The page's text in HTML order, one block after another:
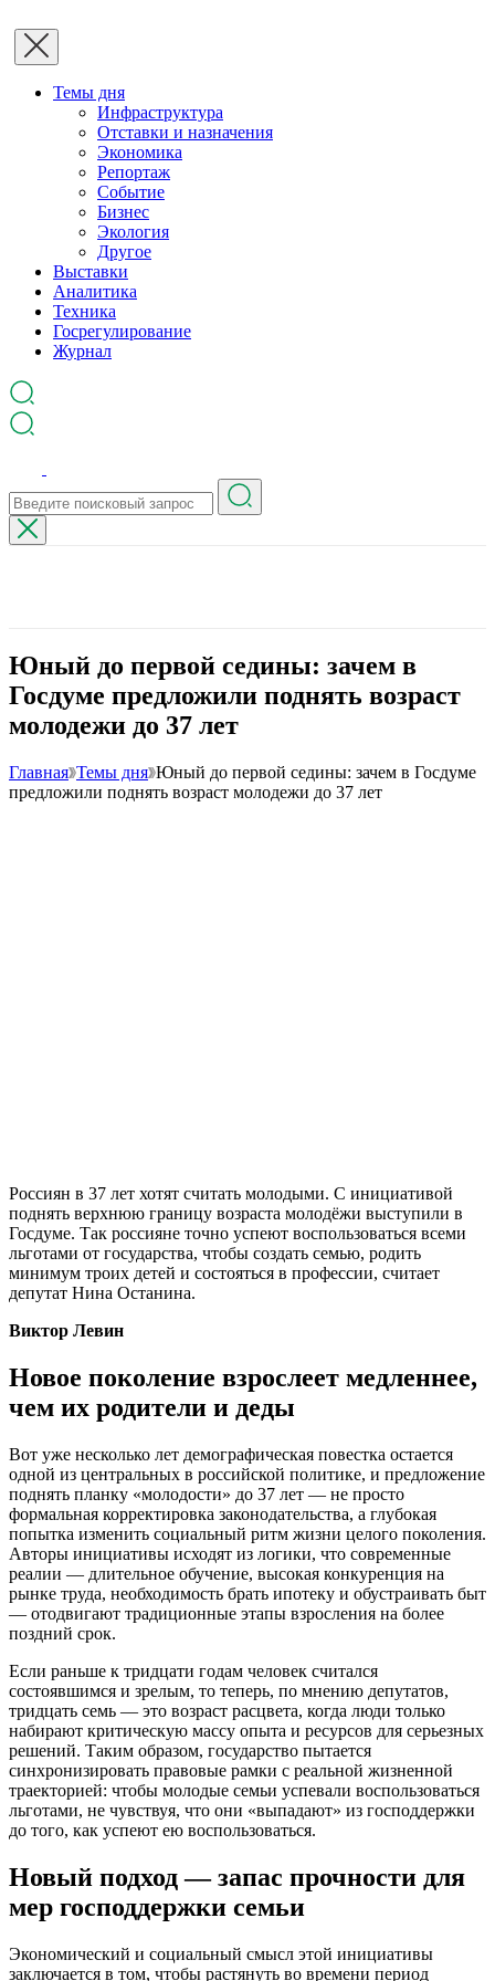
Темы дня
Инфраструктура
Отставки и назначения
Экономика
Репортаж
Событие
Бизнес
Экология
Другое
Выставки
Аналитика
Техника
Госрегулирование
Журнал
Юный до первой седины: зачем в
Госдуме предложили поднять возраст
молодежи до 37 лет
Главная Темы дня Юный до первой седины: зачем в Госдуме
предложили поднять возраст молодежи до 37 лет
Россиян в 37 лет хотят считать молодыми. С инициативой
поднять верхнюю границу возраста молодёжи выступили в
Госдуме. Так россияне точно успеют воспользоваться всеми
льготами от государства, чтобы создать семью, родить
минимум троих детей и состояться в профессии, считает
депутат Нина Останина.
Виктор Левин
Новое поколение взрослеет медленнее,
чем их родители и деды
Вот уже несколько лет демографическая повестка остается
одной из центральных в российской политике, и предложение
поднять планку «молодости» до 37 лет — не просто
формальная корректировка законодательства, а глубокая
попытка изменить социальный ритм жизни целого поколения.
Авторы инициативы исходят из логики, что современные
реалии — длительное обучение, высокая конкуренция на
рынке труда, необходимость брать ипотеку и обустраивать быт
— отодвигают традиционные этапы взросления на более
поздний срок.
Если раньше к тридцати годам человек считался
состоявшимся и зрелым, то теперь, по мнению депутатов,
тридцать семь — это возраст расцвета, когда люди только
набирают критическую массу опыта и ресурсов для серьезных
решений. Таким образом, государство пытается
синхронизировать правовые рамки с реальной жизненной
траекторией: чтобы молодые семьи успевали воспользоваться
льготами, не чувствуя, что они «выпадают» из господдержки
до того, как успеют ею воспользоваться.
Новый подход — запас прочности для
мер господдержки семьи
Экономический и социальный смысл этой инициативы
заключается в том, чтобы растянуть во времени период